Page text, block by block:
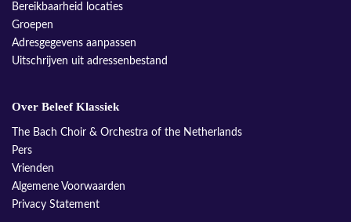
Bereikbaarheid locaties
Groepen
Adresgegevens aanpassen
Uitschrijven uit adressenbestand
Over Beleef Klassiek
The Bach Choir & Orchestra of the Netherlands
Pers
Vrienden
Algemene Voorwaarden
Privacy Statement